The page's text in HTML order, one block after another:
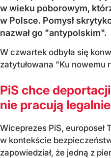
w wieku poborowym,
w Polsce. Pomysł
nazwał go "antypolskim".
W czwartek odbyła się
zatytułowana "Ku nowemu
PiS chce
nie pracują
Wiceprezes PiS, europoseł
w kontekście
zapowiedział, że jedną z